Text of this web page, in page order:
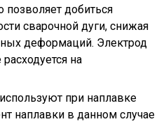
позволяет добиться
сварочной дуги, снижая
деформаций. Электрод
на
при наплавке
наплавки в данном случае